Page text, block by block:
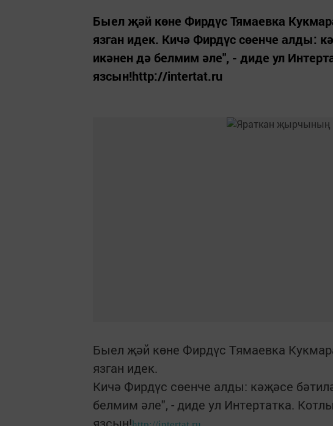
Быел җәй көне Фирдүс Тямаевка
язган идек. Кичә Фирдүс сөенче алды:
икәнен дә белмим әле", - диде ул
язсын!http://intertat.ru
Быел җәй көне Фирдүс Тямаевка
язган идек.
Кичә Фирдүс сөенче алды: кәҗәсе
белмим әле", - диде ул Интертатка.